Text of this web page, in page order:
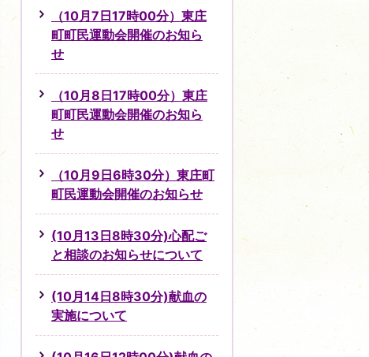
（10月7日17時00分）東庄
町町民運動会開催のお知ら
せ
（10月8日17時00分）東庄
町町民運動会開催のお知ら
せ
（10月9日6時30分）東庄町
町民運動会開催のお知らせ
(10月13日8時30分)心配ご
と相談のお知らせについて
(10月14日8時30分)献血の
実施について